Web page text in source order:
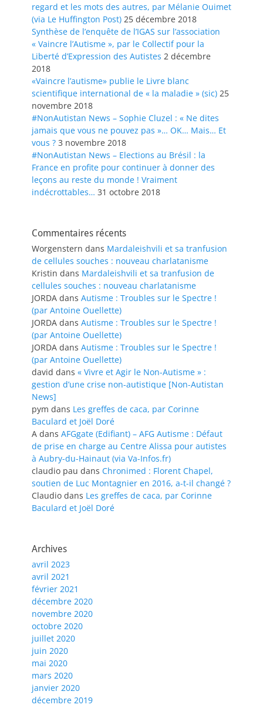
regard et les mots des autres, par Mélanie Ouimet
(via Le Huffington Post) 25 décembre 2018
Synthèse de l’enquête de l’IGAS sur l’association
« Vaincre l’Autisme », par le Collectif pour la
Liberté d’Expression des Autistes 2 décembre
2018
«Vaincre l’autisme» publie le Livre blanc
scientifique international de « la maladie » (sic) 25
novembre 2018
#NonAutistan News – Sophie Cluzel : « Ne dites
jamais que vous ne pouvez pas »… OK… Mais… Et
vous ? 3 novembre 2018
#NonAutistan News – Elections au Brésil : la
France en profite pour continuer à donner des
leçons au reste du monde ! Vraiment
indécrottables… 31 octobre 2018
Commentaires récents
Worgenstern dans Mardaleishvili et sa tranfusion
de cellules souches : nouveau charlatanisme
Kristin dans Mardaleishvili et sa tranfusion de
cellules souches : nouveau charlatanisme
JORDA dans Autisme : Troubles sur le Spectre !
(par Antoine Ouellette)
JORDA dans Autisme : Troubles sur le Spectre !
(par Antoine Ouellette)
JORDA dans Autisme : Troubles sur le Spectre !
(par Antoine Ouellette)
david dans « Vivre et Agir le Non-Autisme » :
gestion d’une crise non-autistique [Non-Autistan
News]
pym dans Les greffes de caca, par Corinne
Baculard et Joël Doré
A dans AFGgate (Edifiant) – AFG Autisme : Défaut
de prise en charge au Centre Alissa pour autistes
à Aubry-du-Hainaut (via Va-Infos.fr)
claudio pau dans Chronimed : Florent Chapel,
soutien de Luc Montagnier en 2016, a-t-il changé ?
Claudio dans Les greffes de caca, par Corinne
Baculard et Joël Doré
Archives
avril 2023
avril 2021
février 2021
décembre 2020
novembre 2020
octobre 2020
juillet 2020
juin 2020
mai 2020
mars 2020
janvier 2020
décembre 2019